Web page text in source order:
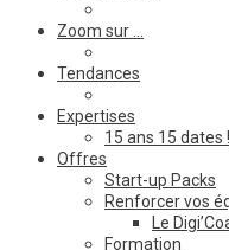
Zoom sur …
Tendances
Expertises
15 ans 15 dates !
Offres
Start-up Packs
Renforcer vos
Le
Formation